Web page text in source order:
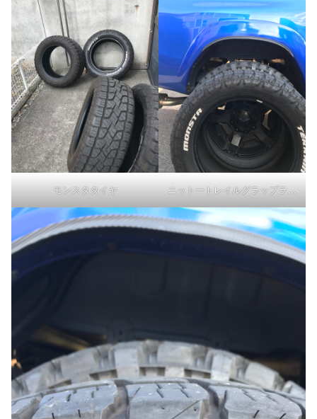
モンスタタイヤ ニットートレイルグラップラー比較